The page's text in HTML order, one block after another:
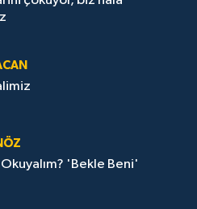
'Bekle Beni'